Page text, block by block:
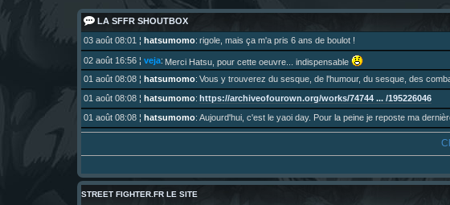
LA SFFR SHOUTBOX
03 août 08:01 ¦ hatsumomo: rigole, mais ça m'a pris 6 ans de boulot !
02 août 16:56 ¦ veja: Merci Hatsu, pour cette oeuvre... indispensable
01 août 08:08 ¦ hatsumomo: Vous y trouverez du sesque, de l'humour, du sesque, des
01 août 08:08 ¦ hatsumomo: https://archiveofourown.org/works/74744 ... /195226046
01 août 08:08 ¦ hatsumomo: Aujourd'hui, c'est le yaoi day. Pour la peine je reposte ma
26 juil. 22:09¦hatsumomo:bio de Alex en ligne les gens !
13 juil. 09:53¦hatsumomo:bonjour les amis, je viens de poster ma 1e review de figurine !
23 juin 10:36¦indy:une très chouette SFFR shoutbox !
STREET FIGHTER.FR LE SITE